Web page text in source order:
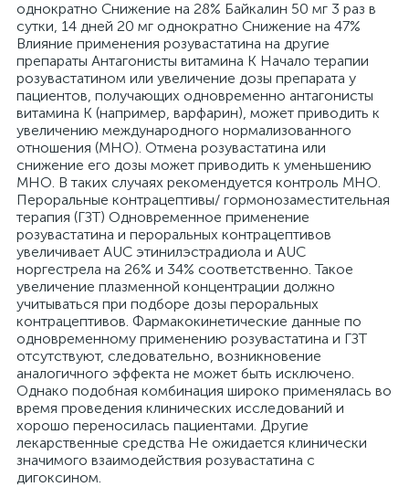
однократно Снижение на 28% Байкалин 50 мг 3 раз в
сутки, 14 дней 20 мг однократно Снижение на 47%
Влияние применения розувастатина на другие
препараты Антагонисты витамина К Начало терапии
розувастатином или увеличение дозы препарата у
пациентов, получающих одновременно антагонисты
витамина К (например, варфарин), может приводить к
увеличению международного нормализованного
отношения (МНО). Отмена розувастатина или
снижение его дозы может приводить к уменьшению
МНО. В таких случаях рекомендуется контроль МНО.
Пероральные контрацептивы/ гормонозаместительная
терапия (ГЗТ) Одновременное применение
розувастатина и пероральных контрацептивов
увеличивает AUC этинилэстрадиола и AUC
норгестрела на 26% и 34% соответственно. Такое
увеличение плазменной концентрации должно
учитываться при подборе дозы пероральных
контрацептивов. Фармакокинетические данные по
одновременному применению розувастатина и ГЗТ
отсутствуют, следовательно, возникновение
аналогичного эффекта не может быть исключено.
Однако подобная комбинация широко применялась во
время проведения клинических исследований и
хорошо переносилась пациентами. Другие
лекарственные средства Не ожидается клинически
значимого взаимодействия розувастатина с
дигоксином.